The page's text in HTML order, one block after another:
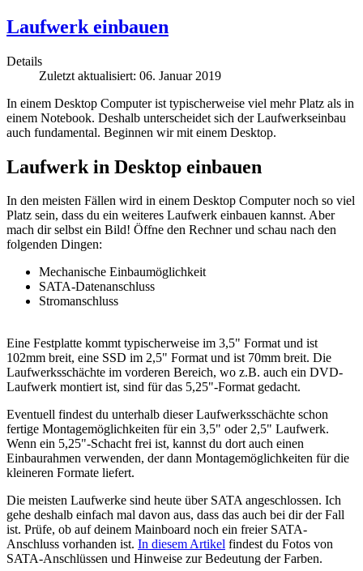
Laufwerk einbauen
Details
Zuletzt aktualisiert: 06. Januar 2019
In einem Desktop Computer ist typischerweise viel mehr Platz als in
einem Notebook. Deshalb unterscheidet sich der Laufwerkseinbau
auch fundamental. Beginnen wir mit einem Desktop.
Laufwerk in Desktop einbauen
In den meisten Fällen wird in einem Desktop Computer noch so viel
Platz sein, dass du ein weiteres Laufwerk einbauen kannst. Aber
mach dir selbst ein Bild! Öffne den Rechner und schau nach den
folgenden Dingen:
Mechanische Einbaumöglichkeit
SATA-Datenanschluss
Stromanschluss
Eine Festplatte kommt typischerweise im 3,5" Format und ist
102mm breit, eine SSD im 2,5" Format und ist 70mm breit. Die
Laufwerksschächte im vorderen Bereich, wo z.B. auch ein DVD-
Laufwerk montiert ist, sind für das 5,25"-Format gedacht.
Eventuell findest du unterhalb dieser Laufwerksschächte schon
fertige Montagemöglichkeiten für ein 3,5" oder 2,5" Laufwerk.
Wenn ein 5,25"-Schacht frei ist, kannst du dort auch einen
Einbaurahmen verwenden, der dann Montagemöglichkeiten für die
kleineren Formate liefert.
Die meisten Laufwerke sind heute über SATA angeschlossen. Ich
gehe deshalb einfach mal davon aus, dass das auch bei dir der Fall
ist. Prüfe, ob auf deinem Mainboard noch ein freier SATA-
Anschluss vorhanden ist. In diesem Artikel findest du Fotos von
SATA-Anschlüssen und Hinweise zur Bedeutung der Farben.